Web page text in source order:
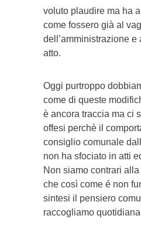
voluto plaudire ma ha
come fossero già al
dell’amministrazione e
atto.
Oggi purtroppo
come di queste
è ancora traccia ma ci
offesi perchè il
consiglio comunale
non ha sfociato in atti
Non siamo contrari
che così come é non
sintesi il pensiero
raccogliamo